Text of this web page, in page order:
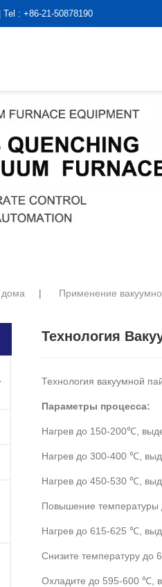
| Tel : +86-21-50878190
дома Применение
Технология
Технология вакуумной
Параметры процесса:
Нагрев до 150-200℃,
Нагрев до 300-400 ℃,
Нагрев до 450-530 ℃,
Повышение температуры
Нагрев до 615-625 ℃,
Снизите температуру до
Охладите до 595-600 ℃,